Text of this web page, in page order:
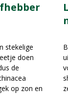
stekelige
doen
de
op zon en